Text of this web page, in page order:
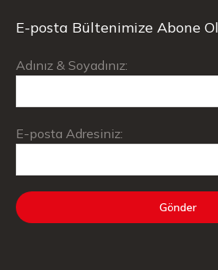
E-posta Bültenimize Abone
Adınız & Soyadınız:
E-posta Adresiniz: